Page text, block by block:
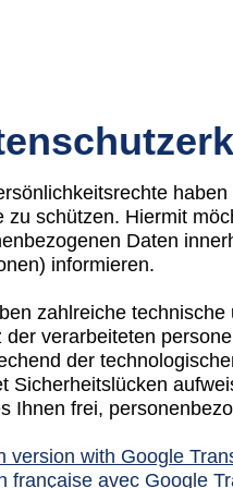
zu schützen. Hiermit
Daten
informieren.
zahlreiche
der verarbeiteten
der
Sicherheitslücken
Ihnen frei,
version with Google
française avec Google